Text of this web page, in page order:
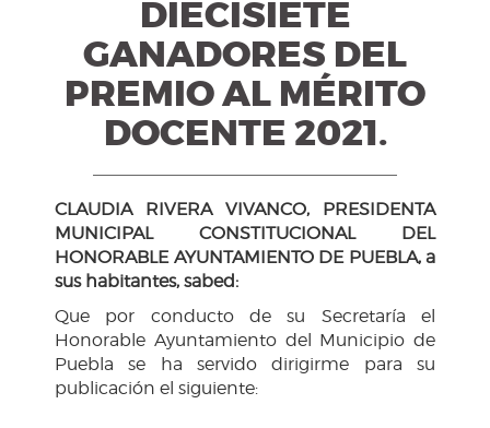
DIECISIETE
GANADORES DEL
PREMIO AL MÉRITO
DOCENTE 2021.
CLAUDIA RIVERA VIVANCO, PRESIDENTA
MUNICIPAL CONSTITUCIONAL DEL
HONORABLE AYUNTAMIENTO DE PUEBLA, a
sus habitantes, sabed:
Que por conducto de su Secretaría el
Honorable Ayuntamiento del Municipio de
Puebla se ha servido dirigirme para su
publicación el siguiente: